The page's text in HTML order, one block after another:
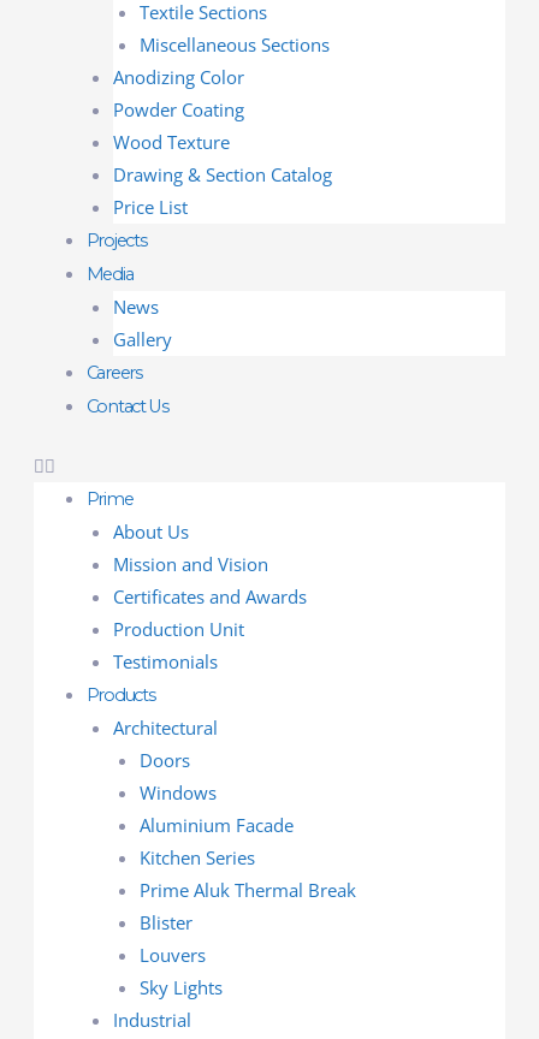
Textile Sections
Miscellaneous Sections
Anodizing Color
Powder Coating
Wood Texture
Drawing & Section Catalog
Price List
Projects
Media
News
Gallery
Careers
Contact Us
Prime
About Us
Mission and Vision
Certificates and Awards
Production Unit
Testimonials
Products
Architectural
Doors
Windows
Aluminium Facade
Kitchen Series
Prime Aluk Thermal Break
Blister
Louvers
Sky Lights
Industrial